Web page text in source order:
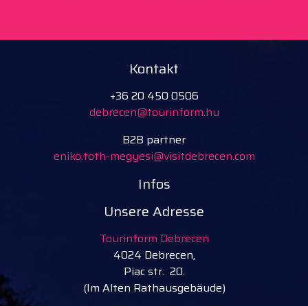
Kontakt
+36 20 450 0506
debrecen@tourinform.hu
B2B partner
eniko.toth-megyesi@visitdebrecen.com
Infos
Unsere Adresse
Tourinform Debrecen
4024 Debrecen,
Piac str. 20.
(Im Alten Rathausgebäude)